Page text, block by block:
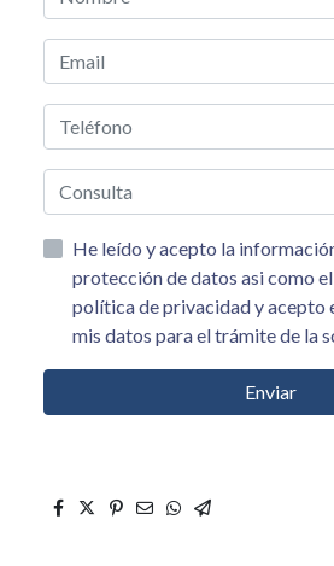
He leído y acepto la información básica sobre
protección de datos asi como el aviso legal y la
política de privacidad y acepto el tratamiento de
mis datos para el trámite de la
Enviar